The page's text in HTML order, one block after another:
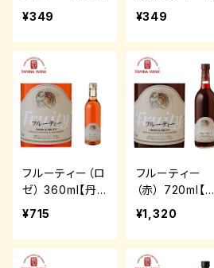
）350ml【黄桜】
¥349
キン ）350ml【黄
¥349
フルーティー（ロ
ゼ） 360ml【丹
波ワイン】
¥715
フルーティー
（赤） 720ml【丹
波ワイン】
¥1,320